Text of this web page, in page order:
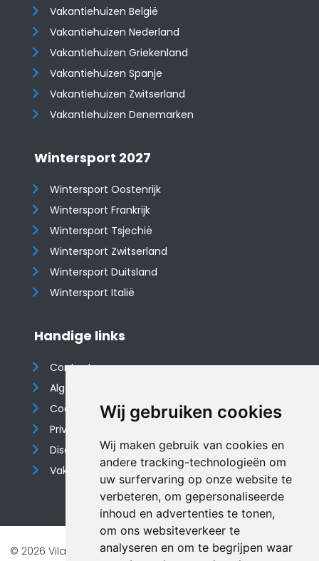
Wij gebruiken cookies
Wij maken gebruik van cookies en
andere tracking-technologieën om
uw surfervaring op onze website te
verbeteren, om gepersonaliseerde
inhoud en advertenties te tonen,
om ons websiteverkeer te
analyseren en om te begrijpen waar
Vakantiehuizen België
Vakantiehuizen Nederland
Vakantiehuizen Griekenland
Vakantiehuizen Spanje
​​​​​​​Vakantiehuizen Zwitserland
Vakantiehuizen Denemarken
Wintersport 2027
Wintersport Oostenrijk
Wintersport Frankrijk
Wintersport Tsjechië
Wintersport Zwitserland
Wintersport Duitsland
Wintersport Italië
Handige links
Contact
Algemene voorwaarden
Cookieverklaring
Privacyverklaring
Disclaimer
Vakantiehuis website
© 2026 Vilando Vakantiehuizen |Website door FalcoTravel